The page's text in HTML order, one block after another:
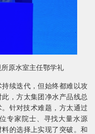
原水室主任鄂学礼
续迭代，但始终都难以攻
，方太集团净水产品线总
针对技术难题，方太通过
专家院士、寻找大量水源
的选择上实现了突破。和